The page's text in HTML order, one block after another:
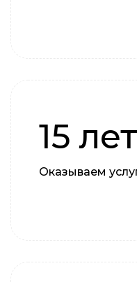
15 лет
Оказываем